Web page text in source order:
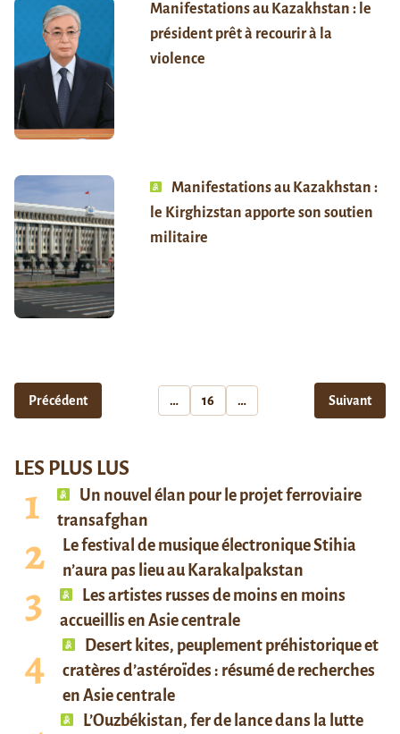
Manifestations au Kazakhstan : le
président prêt à recourir à la
violence
Manifestations au Kazakhstan :
le Kirghizstan apporte son soutien
militaire
Précédent … 16 … Suivant
LES PLUS LUS
Un nouvel élan pour le projet ferroviaire
transafghan
Le festival de musique électronique Stihia
n’aura pas lieu au Karakalpakstan
Les artistes russes de moins en moins
accueillis en Asie centrale
Desert kites, peuplement préhistorique et
cratères d’astéroïdes : résumé de recherches
en Asie centrale
L’Ouzbékistan, fer de lance dans la lutte